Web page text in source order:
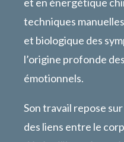
et en énergétique
techniques
et biologique des
l’origine profonde
émotionnels.
Son travail repose
des liens entre le